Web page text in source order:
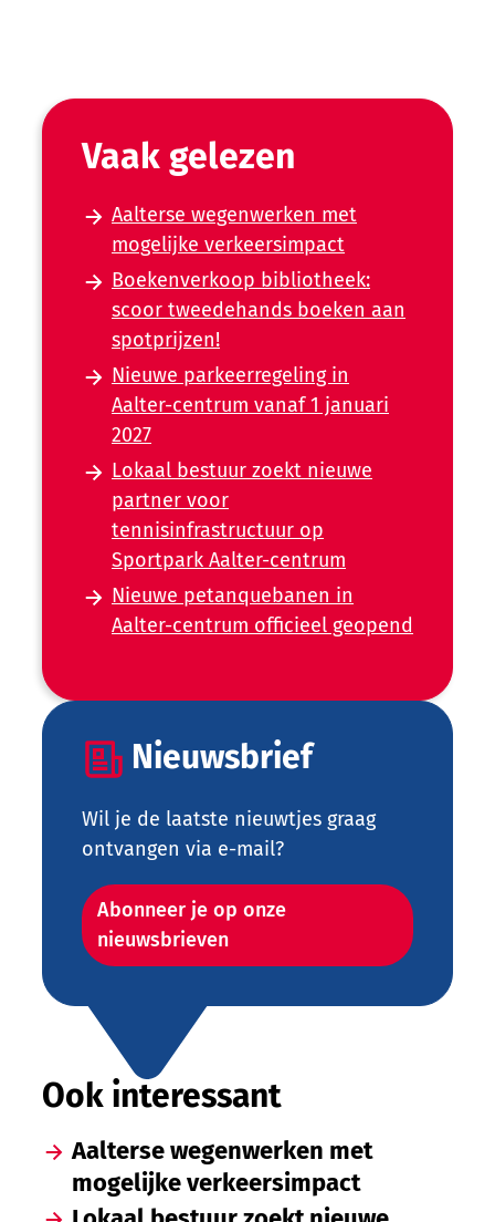
Vaak gelezen
Aalterse wegenwerken met
mogelijke verkeersimpact
Boekenverkoop bibliotheek:
scoor tweedehands boeken aan
spotprijzen!
Nieuwe parkeerregeling in
Aalter-centrum vanaf 1 januari
2027
Lokaal bestuur zoekt nieuwe
partner voor
tennisinfrastructuur op
Sportpark Aalter-centrum
Nieuwe petanquebanen in
Aalter-centrum officieel geopend
Nieuwsbrief
Wil je de laatste nieuwtjes graag
ontvangen via e-mail?
Abonneer je op onze
nieuwsbrieven
Ook interessant
Aalterse wegenwerken met
mogelijke verkeersimpact